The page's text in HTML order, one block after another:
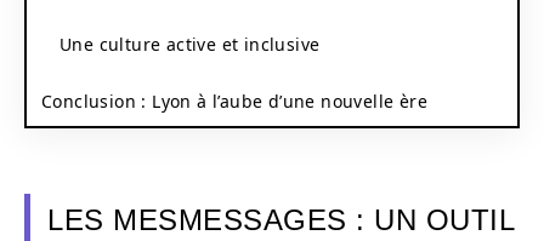
Une culture active et inclusive
Conclusion : Lyon à l’aube d’une nouvelle ère
LES MESMESSAGES : UN OUTIL